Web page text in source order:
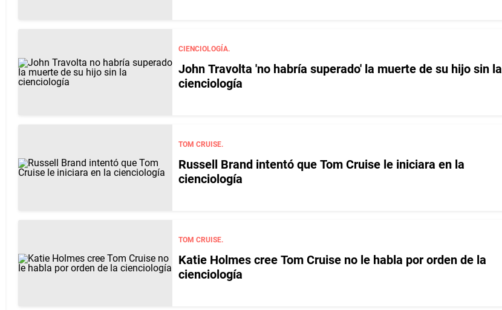
CIENCIOLOGÍA.
John Travolta 'no habría superado' la muerte de su hijo sin la
cienciología
TOM CRUISE.
Russell Brand intentó que Tom Cruise le iniciara en la
cienciología
TOM CRUISE.
Katie Holmes cree Tom Cruise no le habla por orden de la
cienciología